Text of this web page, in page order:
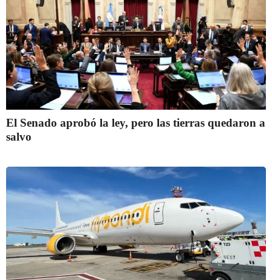
El Senado aprobó la ley, pero las tierras quedaron a
salvo